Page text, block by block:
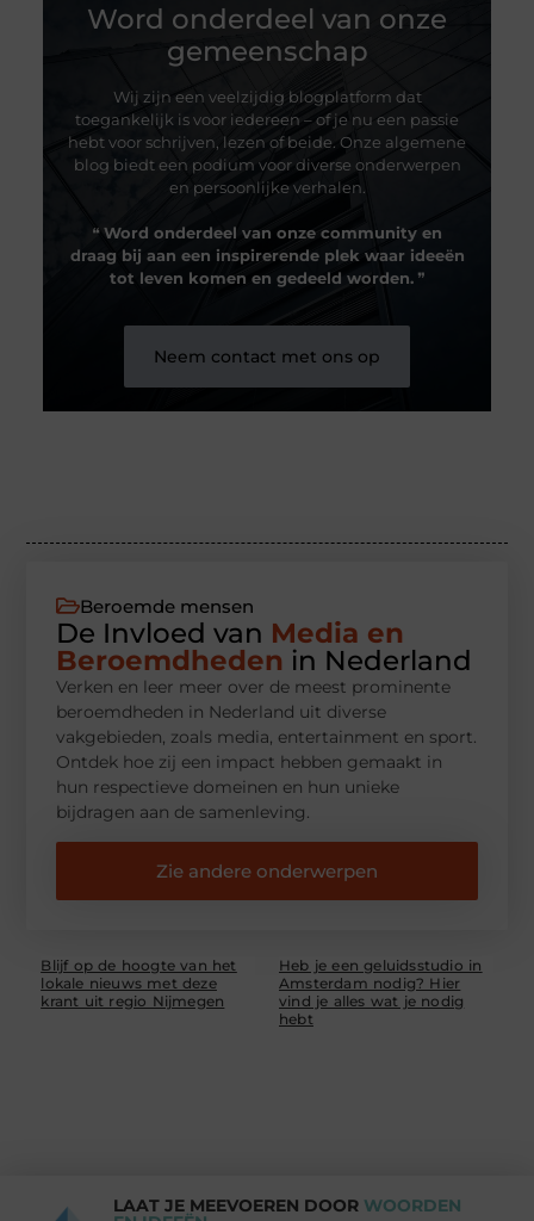
Word onderdeel van onze
gemeenschap
Wij zijn een veelzijdig blogplatform dat
toegankelijk is voor iedereen – of je nu een passie
hebt voor schrijven, lezen of beide. Onze algemene
blog biedt een podium voor diverse onderwerpen
en persoonlijke verhalen.
❝ Word onderdeel van onze community en
draag bij aan een inspirerende plek waar ideeën
tot leven komen en gedeeld worden.❞
Neem contact met ons op
Beroemde mensen
De Invloed van Media en
Beroemdheden in Nederland
Verken en leer meer over de meest prominente
beroemdheden in Nederland uit diverse
vakgebieden, zoals media, entertainment en sport.
Ontdek hoe zij een impact hebben gemaakt in
hun respectieve domeinen en hun unieke
bijdragen aan de samenleving.
Zie andere onderwerpen
Blijf op de hoogte van het
lokale nieuws met deze
krant uit regio Nijmegen
Heb je een geluidsstudio in
Amsterdam nodig? Hier
vind je alles wat je nodig
hebt
LAAT JE MEEVOEREN DOOR WOORDEN